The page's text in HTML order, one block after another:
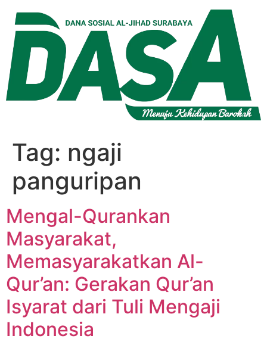
konten
Tag: ngaji
panguripan
Mengal-Qurankan
Masyarakat,
Memasyarakatkan Al-
Qur’an: Gerakan Qur’an
Isyarat dari Tuli Mengaji
Indonesia